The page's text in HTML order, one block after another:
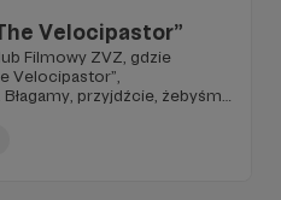
Velocipastor”
Filmowy ZVZ, gdzie
Velocipastor”,
przyjdźcie, żebyśmy